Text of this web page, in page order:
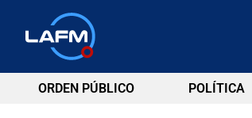
ORDEN PÚBLICO POLÍTICA